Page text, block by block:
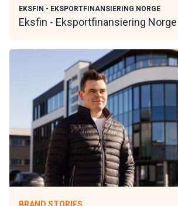
EKSFIN - EKSPORTFINANSIERING NORGE
Eksfin - Eksportfinansiering Norge
BRAND STORIES